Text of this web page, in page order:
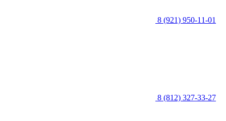
8 (921) 950-11-01
8 (812) 327-33-27